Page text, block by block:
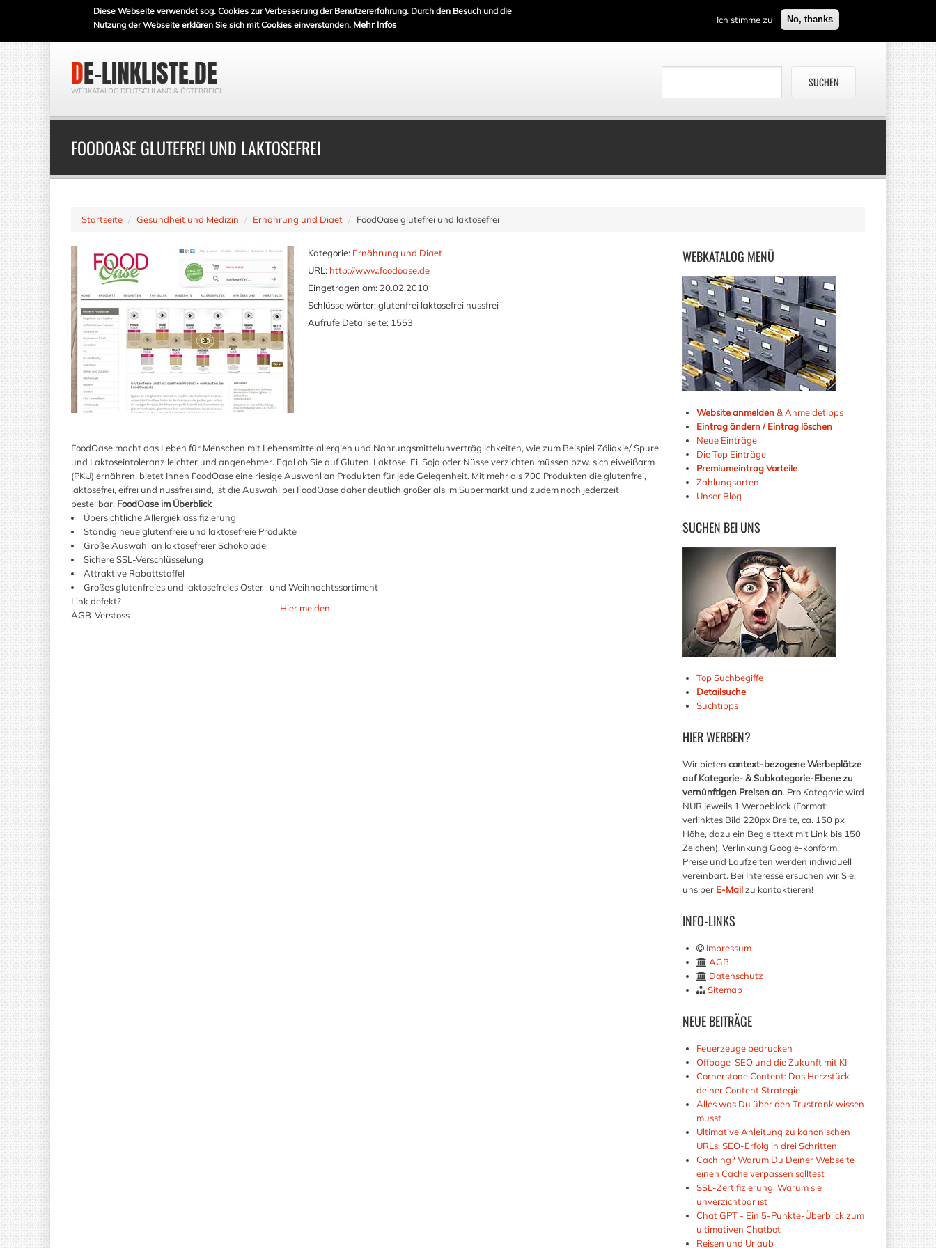
Diese Webseite verwendet sog. Cookies zur Verbesserung der Benutzererfahrung. Durch den Besuch und die
Nutzung der Webseite erklären Sie sich mit Cookies einverstanden. Mehr Infos Ich stimme zu No, thanks
DE-LINKLISTE.DE
WEBKATALOG DEUTSCHLAND & ÖSTERREICH
FOODOASE GLUTEFREI UND LAKTOSEFREI
Startseite Gesundheit und Medizin Ernährung und Diaet FoodOase glutefrei und laktosefrei
WEBKATALOG MENÜ
Website anmelden& Anmeldetipps
Eintrag ändern / Eintrag löschen
Neue Einträge
Die Top Einträge
Premiumeintrag Vorteile
Zahlungsarten
Unser Blog
SUCHEN BEI UNS
Top Suchbegiffe
Detailsuche
Suchtipps
HIERWERBEN?
Wir bieten context-bezogene Werbeplätze
auf Kategorie- & Subkategorie-Ebene zu
vernünftigen Preisen an. Pro Kategorie wird
NUR jeweils 1 Werbeblock (Format:
verlinktes Bild 220px Breite, ca. 150 px
Höhe, dazu ein Begleittext mit Link bis 150
Zeichen), Verlinkung Google-konform,
Preise und Laufzeiten werden individuell
vereinbart. Bei Interesse ersuchen wir Sie,
uns per E-Mailzu kontaktieren!
INFO-LINKS
Impressum
AGB
Datenschutz
Sitemap
NEUEBEITRÄGE
Feuerzeuge bedrucken
Offpage-SEO und die Zukunft mit KI
Cornerstone Content: Das Herzstück
deiner Content Strategie
Alles was Du über den Trustrank wissen
musst
Ultimative Anleitung zu kanonischen
URLs: SEO-Erfolg in drei Schritten
Caching? Warum Du Deiner Webseite
einen Cache verpassen solltest
SSL-Zertifizierung: Warum sie
unverzichtbar ist
Chat GPT - Ein 5-Punkte-Überblick zum
ultimativen Chatbot
Reisen und Urlaub
Kategorie: Ernährung und Diaet
URL: http://www.foodoase.de
Eingetragen am: 20.02.2010
Schlüsselwörter: glutenfrei laktosefrei nussfrei
Aufrufe Detailseite: 1553
FoodOase macht das Leben für Menschen mit Lebensmittelallergien und Nahrungsmittelunverträglichkeiten, wie zum Beispiel Zöliakie/ Spure
und Laktoseintoleranz leichter und angenehmer. Egal ob Sie auf Gluten, Laktose, Ei, Soja oder Nüsse verzichten müssen bzw. sich eiweißarm
(PKU) ernähren, bietet Ihnen FoodOase eine riesige Auswahl an Produkten für jede Gelegenheit. Mit mehr als 700 Produkten die glutenfrei,
laktosefrei, eifrei und nussfrei sind, ist die Auswahl bei FoodOase daher deutlich größer als im Supermarkt und zudem noch jederzeit
bestellbar. FoodOase im Überblick
Übersichtliche Allergieklassifizierung
Ständig neue glutenfreie und laktosefreie Produkte
Große Auswahl an laktosefreier Schokolade
Sichere SSL-Verschlüsselung
Attraktive Rabattstaffel
Großes glutenfreies und laktosefreies Oster- und Weihnachtssortiment
Link defekt?
AGB-Verstoss
Hier melden